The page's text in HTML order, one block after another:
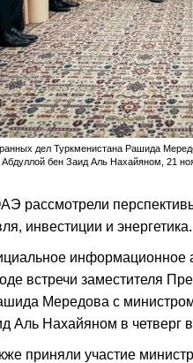
дел Туркменистана Рашида
бен Заид Аль Нахайяном, 21
рассмотрели
инвестиции и энергетика.
информационное
встречи заместителя
Мередова с
Аль Нахайяном в четверг
приняли участие